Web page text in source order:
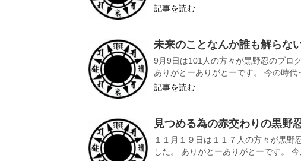
記事を読む
未来のことなんか誰も解らない
9月9日は101人の方々が黒野忍のブロ
ありがとーありがとーです。 今の時代
記事を読む
見つめる為の赤交わりの黒野
１１月１９日は１１７人の方々が黒野
した。 ありがとーありがとーです。 今